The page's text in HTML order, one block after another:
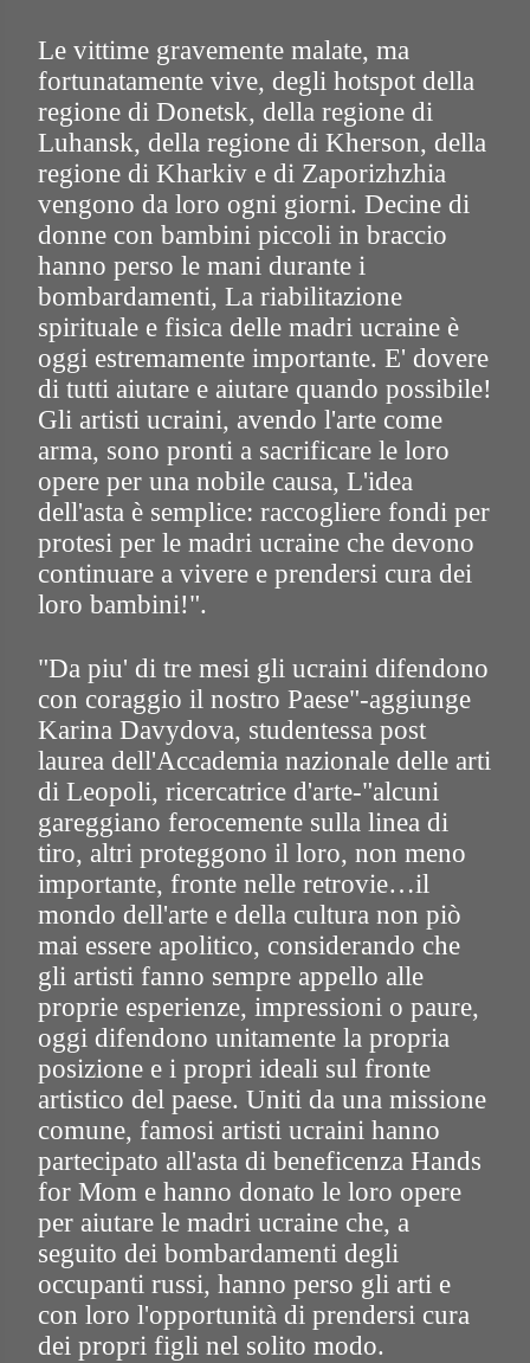
Le vittime gravemente malate, ma
fortunatamente vive, degli hotspot della
regione di Donetsk, della regione di
Luhansk, della regione di Kherson, della
regione di Kharkiv e di Zaporizhzhia
vengono da loro ogni giorni. Decine di
donne con bambini piccoli in braccio
hanno perso le mani durante i
bombardamenti, La riabilitazione
spirituale e fisica delle madri ucraine è
oggi estremamente importante. E' dovere
di tutti aiutare e aiutare quando possibile!
Gli artisti ucraini, avendo l'arte come
arma, sono pronti a sacrificare le loro
opere per una nobile causa, L'idea
dell'asta è semplice: raccogliere fondi per
protesi per le madri ucraine che devono
continuare a vivere e prendersi cura dei
loro bambini!".
"Da piu' di tre mesi gli ucraini difendono
con coraggio il nostro Paese"-aggiunge
Karina Davydova, studentessa post
laurea dell'Accademia nazionale delle arti
di Leopoli, ricercatrice d'arte-"alcuni
gareggiano ferocemente sulla linea di
tiro, altri proteggono il loro, non meno
importante, fronte nelle retrovie…il
mondo dell'arte e della cultura non piò
mai essere apolitico, considerando che
gli artisti fanno sempre appello alle
proprie esperienze, impressioni o paure,
oggi difendono unitamente la propria
posizione e i propri ideali sul fronte
artistico del paese. Uniti da una missione
comune, famosi artisti ucraini hanno
partecipato all'asta di beneficenza Hands
for Mom e hanno donato le loro opere
per aiutare le madri ucraine che, a
seguito dei bombardamenti degli
occupanti russi, hanno perso gli arti e
con loro l'opportunità di prendersi cura
dei propri figli nel solito modo.